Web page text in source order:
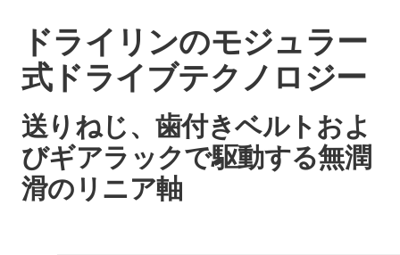
ドライリンのモジュラー
式ドライブテクノロジー
送りねじ、歯付きベルトおよ
びギアラックで駆動する無潤
滑のリニア軸